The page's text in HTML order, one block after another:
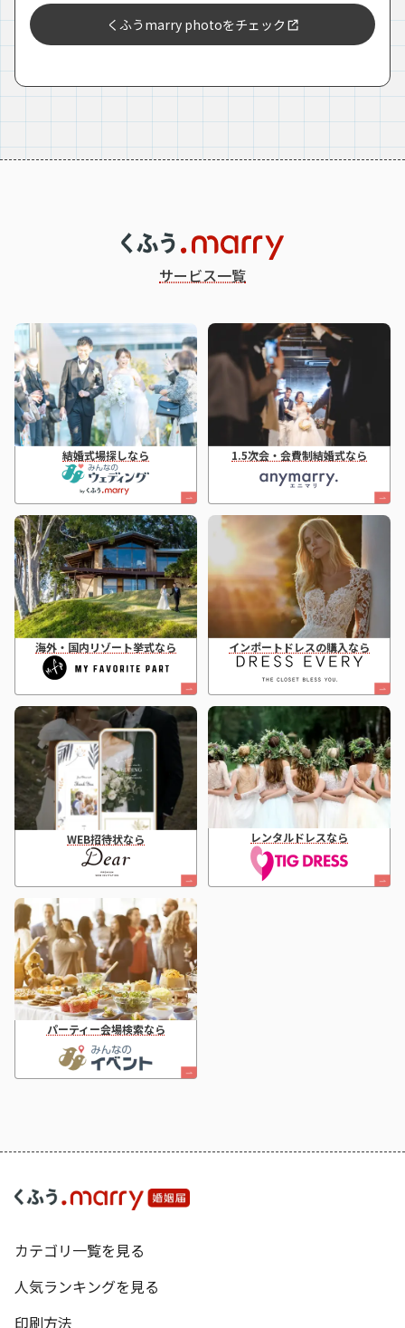
くふうmarry photoをチェック
サービス一覧
結婚式場探しなら 1.5次会・会費制結婚式なら
海外・国内リゾート挙式なら インポートドレスの購入なら
WEB招待状なら レンタルドレスなら
パーティー会場検索なら
カテゴリ一覧を見る
人気ランキングを見る
印刷方法